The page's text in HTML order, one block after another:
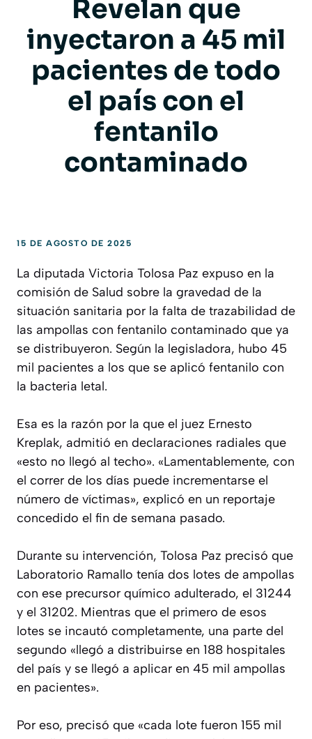
Revelan que
inyectaron a 45 mil
pacientes de todo
el país con el
fentanilo
contaminado
15 DE AGOSTO DE 2025
La diputada Victoria Tolosa Paz expuso en la
comisión de Salud sobre la gravedad de la
situación sanitaria por la falta de trazabilidad de
las ampollas con fentanilo contaminado que ya
se distribuyeron. Según la legisladora, hubo 45
mil pacientes a los que se aplicó fentanilo con
la bacteria letal.
Esa es la razón por la que el juez Ernesto
Kreplak, admitió en declaraciones radiales que
«esto no llegó al techo». «Lamentablemente, con
el correr de los días puede incrementarse el
número de víctimas», explicó en un reportaje
concedido el fin de semana pasado.
Durante su intervención, Tolosa Paz precisó que
Laboratorio Ramallo tenía dos lotes de ampollas
con ese precursor químico adulterado, el 31244
y el 31202. Mientras que el primero de esos
lotes se incautó completamente, una parte del
segundo «llegó a distribuirse en 188 hospitales
del país y se llegó a aplicar en 45 mil ampollas
en pacientes».
Por eso, precisó que «cada lote fueron 155 mil